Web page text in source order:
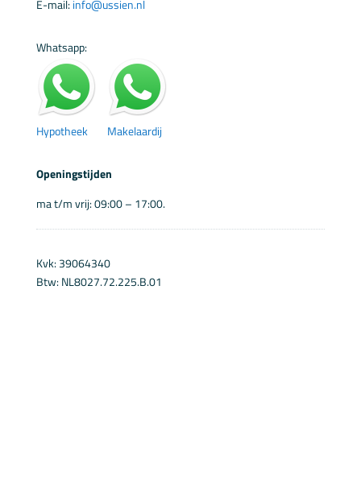
E-mail:info@ussien.nl
Whatsapp:
Hypotheek Makelaardij
Openingstijden
ma t/m vrij: 09:00 – 17:00.
Kvk: 39064340
Btw: NL8027.72.225.B.01